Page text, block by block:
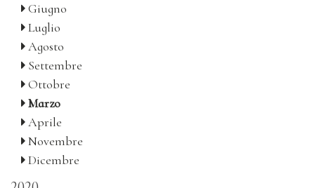
Giugno
Luglio
Agosto
Settembre
Ottobre
Marzo
Aprile
Novembre
Dicembre